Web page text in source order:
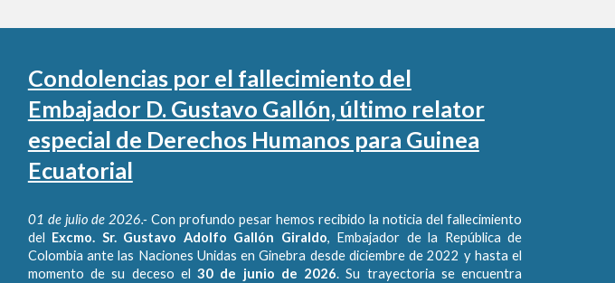
Condolencias por el fallecimiento del
Embajador D. Gustavo Gallón, último relator
especial de Derechos Humanos para Guinea
Ecuatorial
01 de julio de 2026.- Con profundo pesar hemos recibido la noticia del fallecimiento
del Excmo. Sr. Gustavo Adolfo Gallón Giraldo, Embajador de la República de
Colombia ante las Naciones Unidas en Ginebra desde diciembre de 2022 y hasta el
momento de su deceso el30 de junio de 2026. Su trayectoria se encuentra